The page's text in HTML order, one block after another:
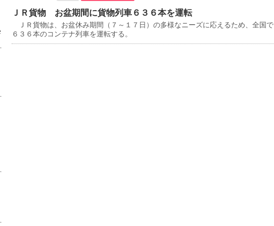
ＪＲ貨物 お盆期間に貨物列車６３６本を運転
ＪＲ貨物は、お盆休み期間（７～１７日）の多様なニーズに応えるため、全国で
６３６本のコンテナ列車を運転する。